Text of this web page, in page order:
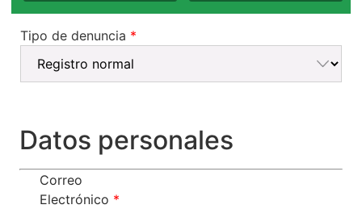
Tipo de denuncia *
Datos personales
Correo
Electrónico *